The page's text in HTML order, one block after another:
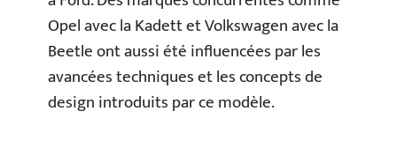
Opel avec la Kadett et Volkswagen avec la
Beetle ont aussi été influencées par les
avancées techniques et les concepts de
design introduits par ce modèle.